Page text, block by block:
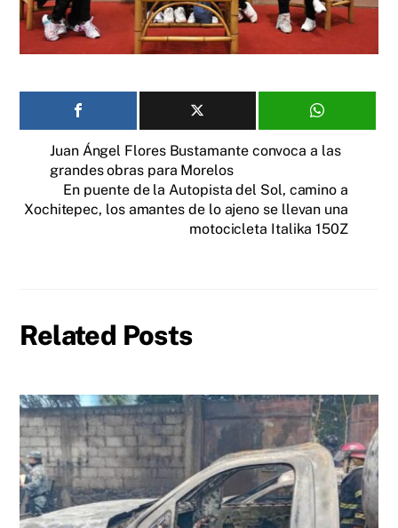
Juan Ángel Flores Bustamante convoca a las
grandes obras para Morelos
En puente de la Autopista del Sol, camino a
Xochitepec, los amantes de lo ajeno se llevan una
motocicleta Italika 150Z
Related Posts